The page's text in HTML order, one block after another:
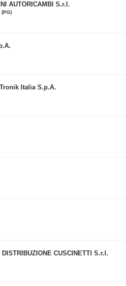
AUTORICAMBI S.r.l.
Italia S.p.A.
DISTRIBUZIONE CUSCINETTI S.r.l.